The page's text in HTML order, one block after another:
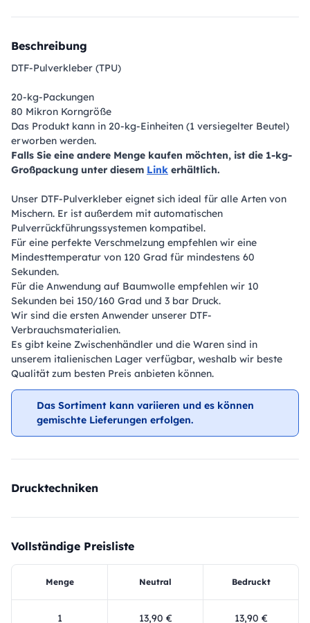
Beschreibung
DTF-Pulverkleber (TPU)
20-kg-Packungen
80 Mikron Korngröße
Das Produkt kann in 20-kg-Einheiten (1 versiegelter Beutel)
erworben werden.
Falls Sie eine andere Menge kaufen möchten, ist die 1-kg-
Großpackung unter diesem Link erhältlich.
Unser DTF-Pulverkleber eignet sich ideal für alle Arten von
Mischern. Er ist außerdem mit automatischen
Pulverrückführungssystemen kompatibel.
Für eine perfekte Verschmelzung empfehlen wir eine
Mindesttemperatur von 120 Grad für mindestens 60
Sekunden.
Für die Anwendung auf Baumwolle empfehlen wir 10
Sekunden bei 150/160 Grad und 3 bar Druck.
Wir sind die ersten Anwender unserer DTF-
Verbrauchsmaterialien.
Es gibt keine Zwischenhändler und die Waren sind in
unserem italienischen Lager verfügbar, weshalb wir beste
Qualität zum besten Preis anbieten können.
Das Sortiment kann variieren und es können
gemischte Lieferungen erfolgen.
Drucktechniken
Vollständige Preisliste
Menge Neutral Bedruckt
1 13,90 € 13,90 €